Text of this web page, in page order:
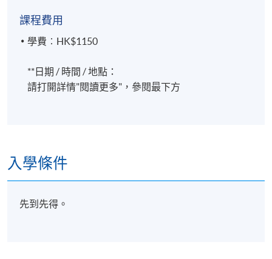
逢周六，11:00am - 1:00pm
每課2小時
上課日期為2026年5月16日 - 5月30日 (共3課)
地點會於開課前開課前7至3天，以電郵方式通知學員
課程費用
學費︰HK$1150
**日期 / 時間 / 地點：
請打開詳情"閱讀更多"，參閱最下方
入學條件
先到先得。